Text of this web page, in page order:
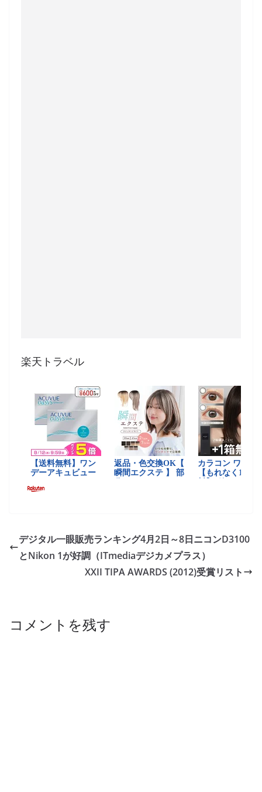
楽天トラベル
デジタル一眼販売ランキング4月2日～8日ニコンD3100
とNikon 1が好調（ITmediaデジカメプラス）
XXII TIPA AWARDS (2012)受賞リスト
コメントを残す